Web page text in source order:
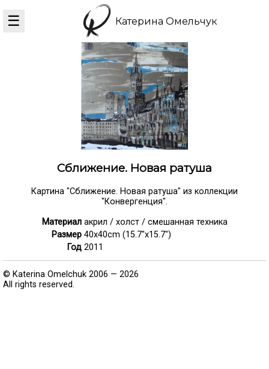
☰ Катерина Омельчук
Сближение. Новая ратуша
Картина "Сближение. Новая ратуша" из коллекции
"Конвергенция".
Материал акрил / холст / смешанная техника
Размер 40x40cm (15.7"x15.7")
Год 2011
© Katerina Omelchuk 2006 — 2026
All rights reserved.